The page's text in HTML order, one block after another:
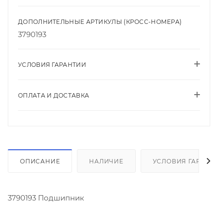
ДОПОЛНИТЕЛЬНЫЕ АРТИКУЛЫ (КРОСС-НОМЕРА)
3790193
УСЛОВИЯ ГАРАНТИИ
ОПЛАТА И ДОСТАВКА
ОПИСАНИЕ НАЛИЧИЕ УСЛОВИЯ
3790193 Подшипник